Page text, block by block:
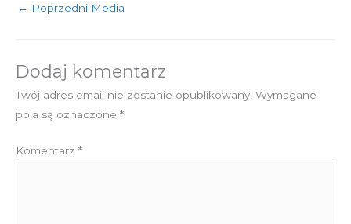
← Poprzedni Media
Dodaj komentarz
Twój adres email nie zostanie opublikowany. Wymagane
pola są oznaczone *
Komentarz *